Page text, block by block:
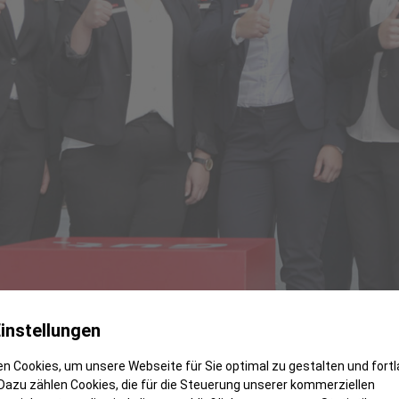
zur/m Bankkauffrau/-mann beginnt,
– sowie von Ausbildungsleiterin Manuela
Ausbildung in den nächsten zweieinhalb
Cookies, um unsere Webseite für Sie optimal zu gestalten und
zählen Cookies, die für die Steuerung unserer kommerziellen